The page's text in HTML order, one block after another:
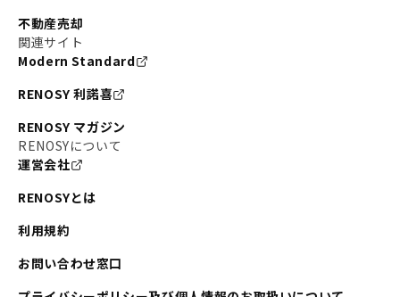
不動産売却
関連サイト
Modern Standard
RENOSY 利諾喜
RENOSY マガジン
RENOSYについて
運営会社
RENOSYとは
利用規約
お問い合わせ窓口